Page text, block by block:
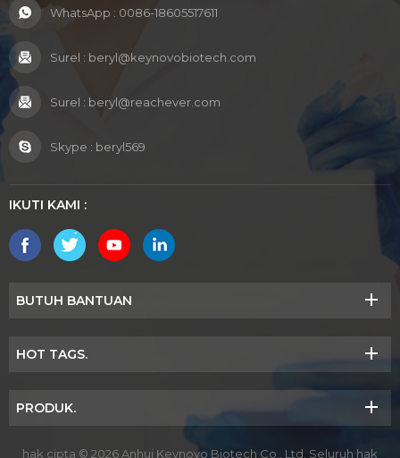
WhatsApp : 0086-18605517611
Surel : beryl@keynovobiotech.com
Surel : beryl@reachever.com
Skype : beryl569
IKUTI KAMI :
BUTUH BANTUAN
HOT TAGS.
PRODUK.
hak cipta © 2026 Anhui Keynovo Biotech Co., Ltd. Seluruh hak